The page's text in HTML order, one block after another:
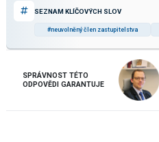
SEZNAM KLÍČOVÝCH SLOV
#neuvolněný člen zastupitelstva
SPRÁVNOST TÉTO
ODPOVĚDI GARANTUJE